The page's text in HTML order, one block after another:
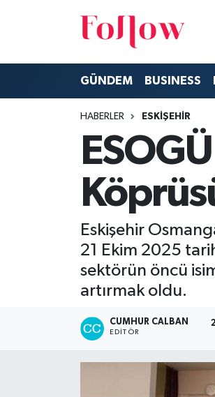
GÜNDEM BUSINESS
HABERLER ESKİŞEHİR
Eskişehir
21 Ekim 2025
sektörün öncü
artırmak oldu.
CUMHUR CALBAN
EDITÖR
BUSINESS
SAĞLIK & SPOR
Eskişehir Nöbetçi Eczaneler
Eskişehir Hava Durumu
Eskişehir Namaz Vakitleri
Eskişehir Trafik Yoğunluk Haritası
Süper Lig Puan Durumu ve
Tüm Manşetler
Son Dakika Haberleri